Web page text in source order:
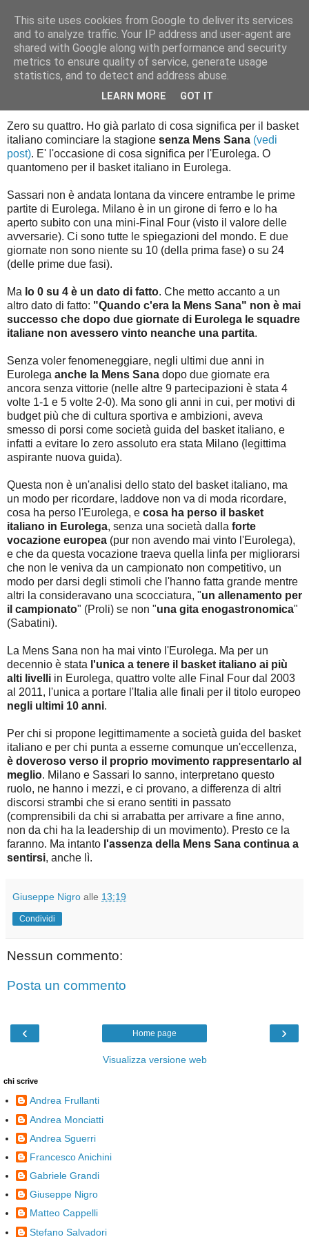
Palla al cerchio
sabato 25 ottobre 2014
(Non più) belli di notte
Zero su quattro. Ho già parlato di cosa significa per il basket
italiano cominciare la stagione senza Mens Sana (vedi
post). E' l'occasione di cosa significa per l'Eurolega. O
quantomeno per il basket italiano in Eurolega.
Sassari non è andata lontana da vincere entrambe le prime
partite di Eurolega. Milano è in un girone di ferro e lo ha
aperto subito con una mini-Final Four (visto il valore delle
avversarie). Ci sono tutte le spiegazioni del mondo. E due
giornate non sono niente su 10 (della prima fase) o su 24
(delle prime due fasi).
Ma lo 0 su 4 è un dato di fatto. Che metto accanto a un
altro dato di fatto: "Quando c'era la Mens Sana" non è mai
successo che dopo due giornate di Eurolega le squadre
italiane non avessero vinto neanche una partita.
Senza voler fenomeneggiare, negli ultimi due anni in
Eurolega anche la Mens Sana dopo due giornate era
ancora senza vittorie (nelle altre 9 partecipazioni è stata 4
volte 1-1 e 5 volte 2-0). Ma sono gli anni in cui, per motivi di
budget più che di cultura sportiva e ambizioni, aveva
smesso di porsi come società guida del basket italiano, e
infatti a evitare lo zero assoluto era stata Milano (legittima
aspirante nuova guida).
Questa non è un'analisi dello stato del basket italiano, ma
un modo per ricordare, laddove non va di moda ricordare,
cosa ha perso l'Eurolega, e cosa ha perso il basket
italiano in Eurolega, senza una società dalla forte
vocazione europea (pur non avendo mai vinto l'Eurolega),
e che da questa vocazione traeva quella linfa per migliorarsi
che non le veniva da un campionato non competitivo, un
modo per darsi degli stimoli che l'hanno fatta grande mentre
altri la consideravano una scocciatura, "un allenamento per
il campionato" (Proli) se non "una gita enogastronomica"
(Sabatini).
La Mens Sana non ha mai vinto l'Eurolega. Ma per un
decennio è stata l'unica a tenere il basket italiano ai più
alti livelli in Eurolega, quattro volte alle Final Four dal 2003
al 2011, l'unica a portare l'Italia alle finali per il titolo europeo
negli ultimi 10 anni.
Per chi si propone legittimamente a società guida del basket
italiano e per chi punta a esserne comunque un'eccellenza,
è doveroso verso il proprio movimento rappresentarlo al
meglio. Milano e Sassari lo sanno, interpretano questo
ruolo, ne hanno i mezzi, e ci provano, a differenza di altri
discorsi strambi che si erano sentiti in passato
(comprensibili da chi si arrabatta per arrivare a fine anno,
non da chi ha la leadership di un movimento). Presto ce la
faranno. Ma intanto l'assenza della Mens Sana continua a
sentirsi, anche lì.
Giuseppe Nigro alle 13:19
Condividi
Nessun commento:
Posta un commento
‹ ›
Home page
Visualizza versione web
chi scrive
Andrea Frullanti
Andrea Monciatti
Andrea Sguerri
Francesco Anichini
Gabriele Grandi
Giuseppe Nigro
Matteo Cappelli
Stefano Salvadori
This site uses cookies from Google to deliver its services
and to analyze traffic. Your IP address and user-agent are
shared with Google along with performance and security
metrics to ensure quality of service, generate usage
statistics, and to detect and address abuse.
LEARN MORE GOT IT